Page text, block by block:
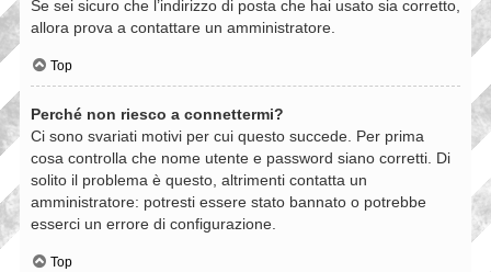
Se sei sicuro che l’indirizzo di posta che hai usato sia corretto,
allora prova a contattare un amministratore.
Top
Perché non riesco a connettermi?
Ci sono svariati motivi per cui questo succede. Per prima
cosa controlla che nome utente e password siano corretti. Di
solito il problema è questo, altrimenti contatta un
amministratore: potresti essere stato bannato o potrebbe
esserci un errore di configurazione.
Top